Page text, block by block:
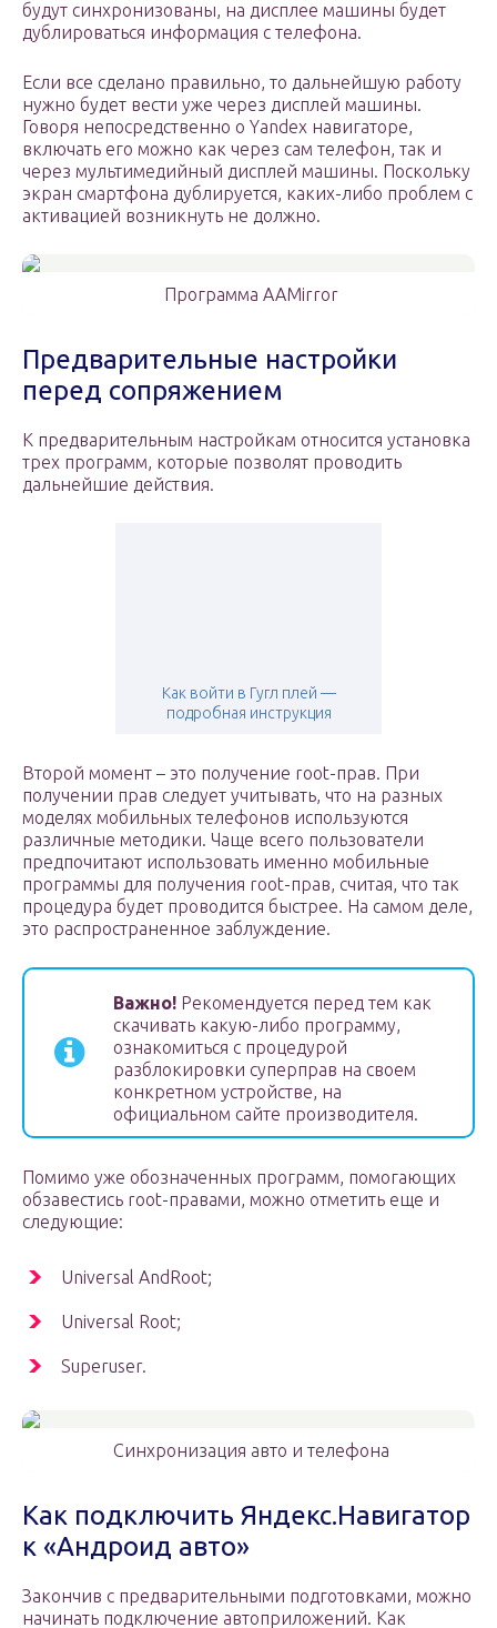
будут синхронизованы, на дисплее машины будет
дублироваться информация с телефона.
Если все сделано правильно, то дальнейшую работу
нужно будет вести уже через дисплей машины.
Говоря непосредственно о Yandex навигаторе,
включать его можно как через сам телефон, так и
через мультимедийный дисплей машины. Поскольку
экран смартфона дублируется, каких-либо проблем с
активацией возникнуть не должно.
Программа AAMirror
Предварительные настройки
перед сопряжением
К предварительным настройкам относится установка
трех программ, которые позволят проводить
дальнейшие действия.
Как войти в Гугл плей —
подробная инструкция
Второй момент – это получение root-прав. При
получении прав следует учитывать, что на разных
моделях мобильных телефонов используются
различные методики. Чаще всего пользователи
предпочитают использовать именно мобильные
программы для получения root-прав, считая, что так
процедура будет проводится быстрее. На самом деле,
это распространенное заблуждение.
Важно! Рекомендуется перед тем как
скачивать какую-либо программу,
ознакомиться с процедурой
разблокировки суперправ на своем
конкретном устройстве, на
официальном сайте производителя.
Помимо уже обозначенных программ, помогающих
обзавестись root-правами, можно отметить еще и
следующие:
Universal AndRoot;
Universal Root;
Superuser.
Синхронизация авто и телефона
Как подключить Яндекс.Навигатор
к «Андроид авто»
Закончив с предварительными подготовками, можно
начинать подключение автоприложений. Как